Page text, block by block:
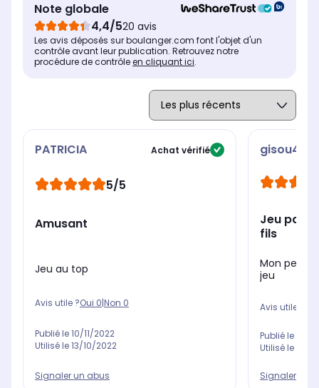
Note globale
4,4/520 avis
Les avis déposés sur boulanger.com font l'objet d'un
contrôle avant leur publication. Retrouvez notre
procédure de contrôleen cliquant ici.
PATRICIA Achat vérifié
5/5
Amusant
Jeu au top
Avis utile ?Oui 0|Non 0
Publié le10/11/2022
Utilisé le13/10/2022
Signaler un abus
gisou445
Jeu
fils
Mon petit
jeu
Avis utile ?
Publié le
Utilisé le
Signaler un